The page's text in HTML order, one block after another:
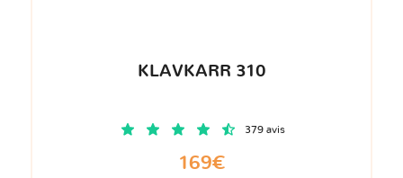
KLAVKARR 310
379 avis
169€